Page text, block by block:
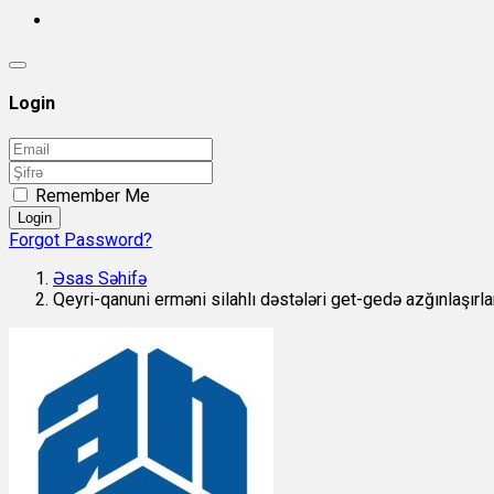
Login
Remember Me
Login
Forgot Password?
Əsas Səhifə
Qeyri-qanuni erməni silahlı dəstələri get-gedə